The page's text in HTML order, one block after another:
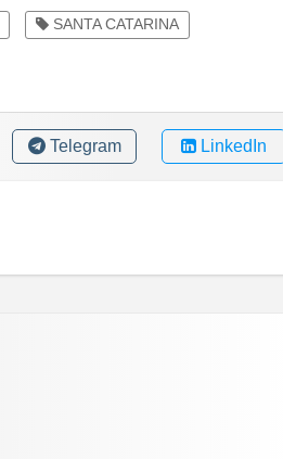
SANTA CATARINA
Telegram LinkedIn